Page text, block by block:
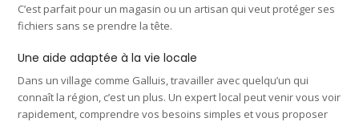
C’est parfait pour un magasin ou un artisan qui veut protéger ses
fichiers sans se prendre la tête.
Une aide adaptée à la vie locale
Dans un village comme Galluis, travailler avec quelqu’un qui
connaît la région, c’est un plus. Un expert local peut venir vous voir
rapidement, comprendre vos besoins simples et vous proposer